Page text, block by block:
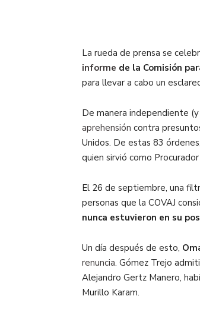
La rueda de prensa se
informe de la Comisión
para llevar a cabo un
De manera independiente
aprehensión contra
Unidos. De estas 83 órdenes,
quien sirvió como
El 26 de septiembre, una
personas que la COVAJ
nunca estuvieron en su
Un día después de esto,
renuncia. Gómez Trejo
Alejandro Gertz Manero,
Murillo Karam.